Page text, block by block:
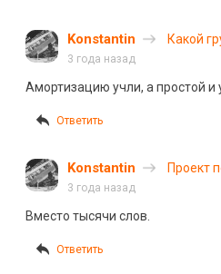
Konstantin
Какой
3 года назад
Амортизацию учли, а простой
Ответить
Konstantin
Проект
3 года назад
Вместо тысячи слов.
Ответить